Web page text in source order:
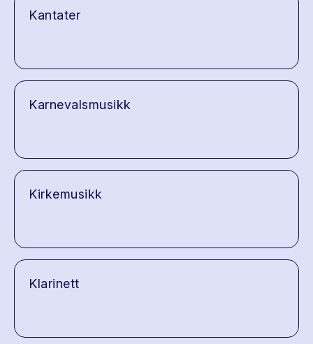
Kantater
Karnevalsmusikk
Kirkemusikk
Klarinett